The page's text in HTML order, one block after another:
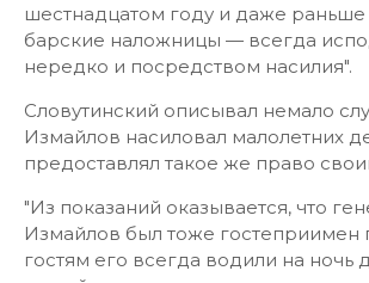
шестнадцатом году и даже
барские наложницы — всегда
нередко и посредством насилия".
Словутинский описывал немало
Измайлов насиловал малолетних
предоставлял такое же право
"Из показаний оказывается, что
Измайлов был тоже гостеприимен
гостям его всегда водили на ночь